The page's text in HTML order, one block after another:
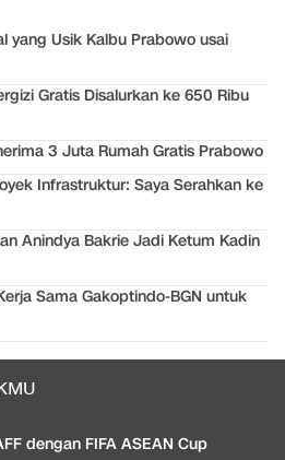
yang Usik Kalbu Prabowo usai
Gratis Disalurkan ke 650 Ribu
3 Juta Rumah Gratis Prabowo
Infrastruktur: Saya Serahkan ke
Anindya Bakrie Jadi Ketum Kadin
Sama Gakoptindo-BGN untuk
dengan FIFA ASEAN Cup